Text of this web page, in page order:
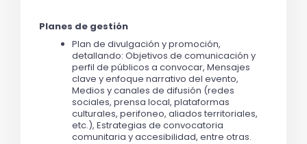
Planes de gestión
Plan de divulgación y promoción,
detallando: Objetivos de comunicación y
perfil de públicos a convocar, Mensajes
clave y enfoque narrativo del evento,
Medios y canales de difusión (redes
sociales, prensa local, plataformas
culturales, perifoneo, aliados territoriales,
etc.), Estrategias de convocatoria
comunitaria y accesibilidad, entre otras.